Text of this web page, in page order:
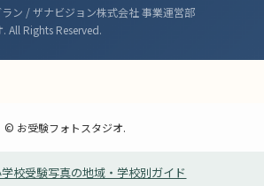
ン / ザナビジョン株式会社 事業運営部
All Rights Reserved.
© お受験フォトスタジオ.
校受験写真の地域・学校別ガイド